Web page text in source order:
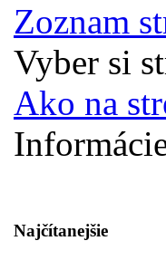
Zoznam
Vyber si
Ako na
Najčítanejšie